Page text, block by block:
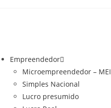
Empreendedor
Microempreendedor – MEI
Simples Nacional
Lucro presumido